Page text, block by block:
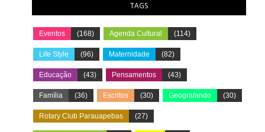
TAGS
Eventos (168) Agenda Cultural (114)
Life Style (96) Maternidade (82)
Educação (43) Pensamentos (43)
Família (36) Escritos (30) Geografando (30)
Rotary Club Parauapebas (27)